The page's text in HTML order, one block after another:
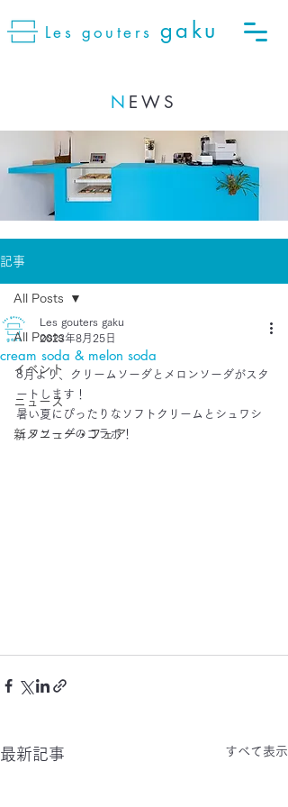
Les gouters gaku
N EWS
記事
All Posts
イベント
ニュース
新メニュー・フェア
All Posts
cream soda & melon soda
Les gouters gaku
2023年8月25日
8月より、クリームソーダとメロンソーダがスタ
ートします！
暑い夏にぴったりなソフトクリームとシュワシ
ュワソーダのコラボ！
最新記事 すべて表示